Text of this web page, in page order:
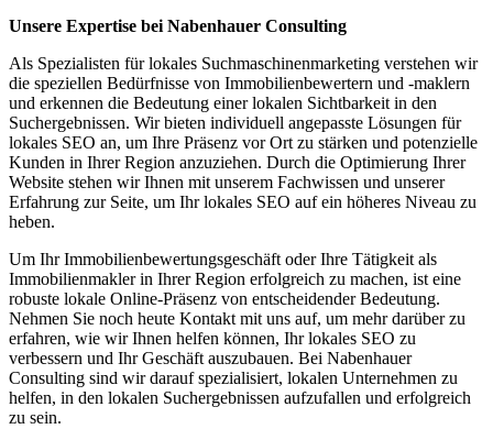
Unsere Expertise bei Nabenhauer Consulting
Als Spezialisten für lokales Suchmaschinenmarketing verstehen wir
die speziellen Bedürfnisse von Immobilienbewertern und -maklern
und erkennen die Bedeutung einer lokalen Sichtbarkeit in den
Suchergebnissen. Wir bieten individuell angepasste Lösungen für
lokales SEO an, um Ihre Präsenz vor Ort zu stärken und potenzielle
Kunden in Ihrer Region anzuziehen. Durch die Optimierung Ihrer
Website stehen wir Ihnen mit unserem Fachwissen und unserer
Erfahrung zur Seite, um Ihr lokales SEO auf ein höheres Niveau zu
heben.
Um Ihr Immobilienbewertungsgeschäft oder Ihre Tätigkeit als
Immobilienmakler in Ihrer Region erfolgreich zu machen, ist eine
robuste lokale Online-Präsenz von entscheidender Bedeutung.
Nehmen Sie noch heute Kontakt mit uns auf, um mehr darüber zu
erfahren, wie wir Ihnen helfen können, Ihr lokales SEO zu
verbessern und Ihr Geschäft auszubauen. Bei Nabenhauer
Consulting sind wir darauf spezialisiert, lokalen Unternehmen zu
helfen, in den lokalen Suchergebnissen aufzufallen und erfolgreich
zu sein.